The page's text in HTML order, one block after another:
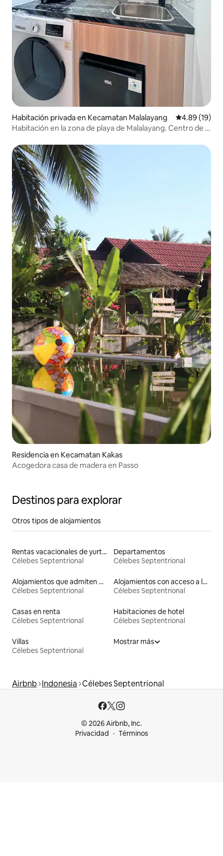
Habitación privada en Kecamatan Malalayang Calificación
4.89 (19)
Habitación en la zona de playa de Malalayang. Centro de la
Residencia en Kecamatan Kakas
Acogedora casa de madera en Passo
Destinos para explorar
Otros tipos de alojamientos
Rentas vacacionales de yurtas con jacuzzi
Célebes Septentrional
Departamentos
Célebes Septentrional
Alojamientos que admiten mascotas
Célebes Septentrional
Alojamientos con acceso a la playa
Célebes Septentrional
Casas en renta
Célebes Septentrional
Habitaciones de hotel
Célebes Septentrional
Villas
Célebes Septentrional
Mostrar más
Airbnb Indonesia Célebes Septentrional
© 2026 Airbnb, Inc.
Privacidad
Términos